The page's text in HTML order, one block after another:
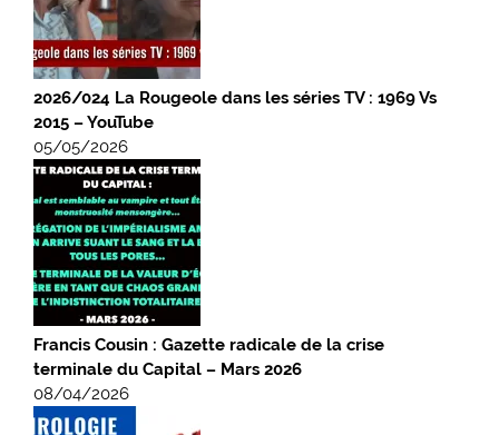
2026/024 La Rougeole dans les séries TV : 1969 Vs
2015 – YouTube
05/05/2026
Francis Cousin : Gazette radicale de la crise
terminale du Capital – Mars 2026
08/04/2026